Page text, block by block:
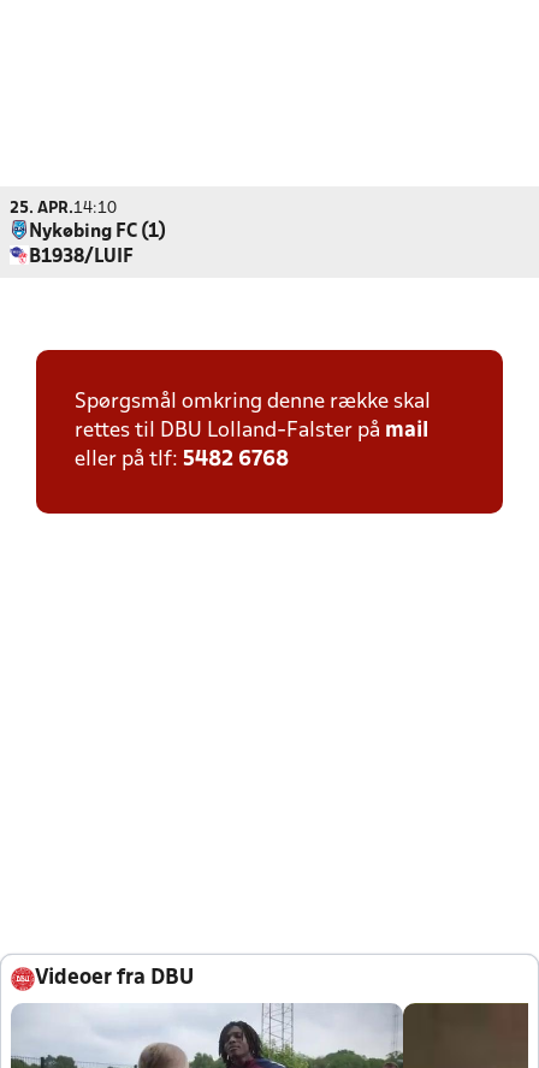
25. APR.14:10
Nykøbing FC (1)
B1938/LUIF
Spørgsmål omkring denne række skal
rettes til DBU Lolland-Falster på mail
eller på tlf: 5482 6768
Videoer fra DBU